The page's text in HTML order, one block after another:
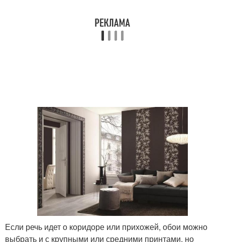
Если речь идет о коридоре или прихожей, обои можно
выбрать и с крупными или средними принтами, но